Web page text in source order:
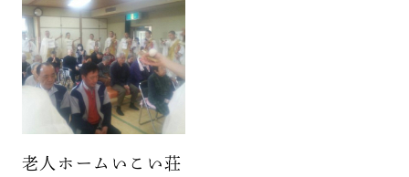
老人ホームいこい荘